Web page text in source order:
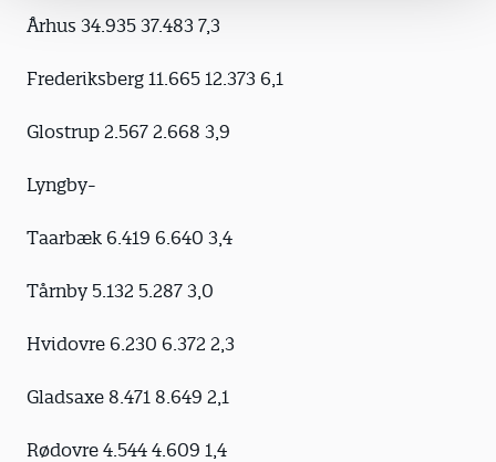
Århus 34.935 37.483 7,3
Frederiksberg 11.665 12.373 6,1
Glostrup 2.567 2.668 3,9
Lyngby-
Taarbæk 6.419 6.640 3,4
Tårnby 5.132 5.287 3,0
Hvidovre 6.230 6.372 2,3
Gladsaxe 8.471 8.649 2,1
Rødovre 4.544 4.609 1,4